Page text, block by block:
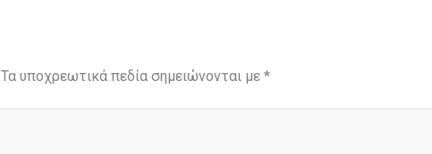
Τα υποχρεωτικά πεδία σημειώνονται με *